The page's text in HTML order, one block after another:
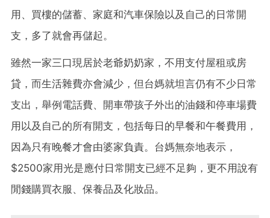
用、買樓的儲蓄、家庭和汽車保險以及自己的日常開
支，多了就會再儲起。
雖然一家三口現居於老爺奶奶家，不用支付屋租或房
貸，而生活雜費亦會減少，但台媽就坦言仍有不少日常
支出，舉例電話費、開車帶孩子外出的油錢和停車場費
用以及自己的所有開支，包括每日的早餐和午餐費用，
因為只有晚餐才會由婆家負責。台媽無奈地表示，
$2500家用光是應付日常開支已經不足夠，更不用說有
閒錢購買衣服、保養品及化妝品。